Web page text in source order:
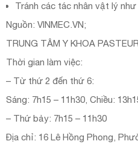
Tránh các tác nhân vật lý
Nguồn: VINMEC.VN;
TRUNG TÂM Y KHOA
Thời gian làm việc:
– Từ thứ 2 đến thứ 6:
Sáng: 7h15 – 11h30, Chiều:
– Thứ bảy: 7h15 – 11h30
Địa chỉ: 16 Lê Hồng Phong,